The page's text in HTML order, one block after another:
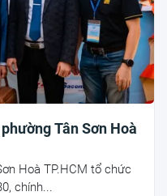
Tân Sơn Hoà
Hoà TP.HCM tổ chức
chính...